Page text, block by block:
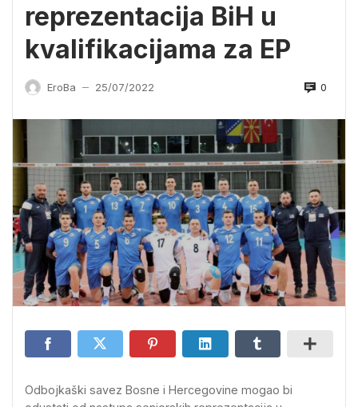
reprezentacija BiH u
kvalifikacijama za EP
EroBa — 25/07/2022 0
Odbojkaški savez Bosne i Hercegovine mogao bi